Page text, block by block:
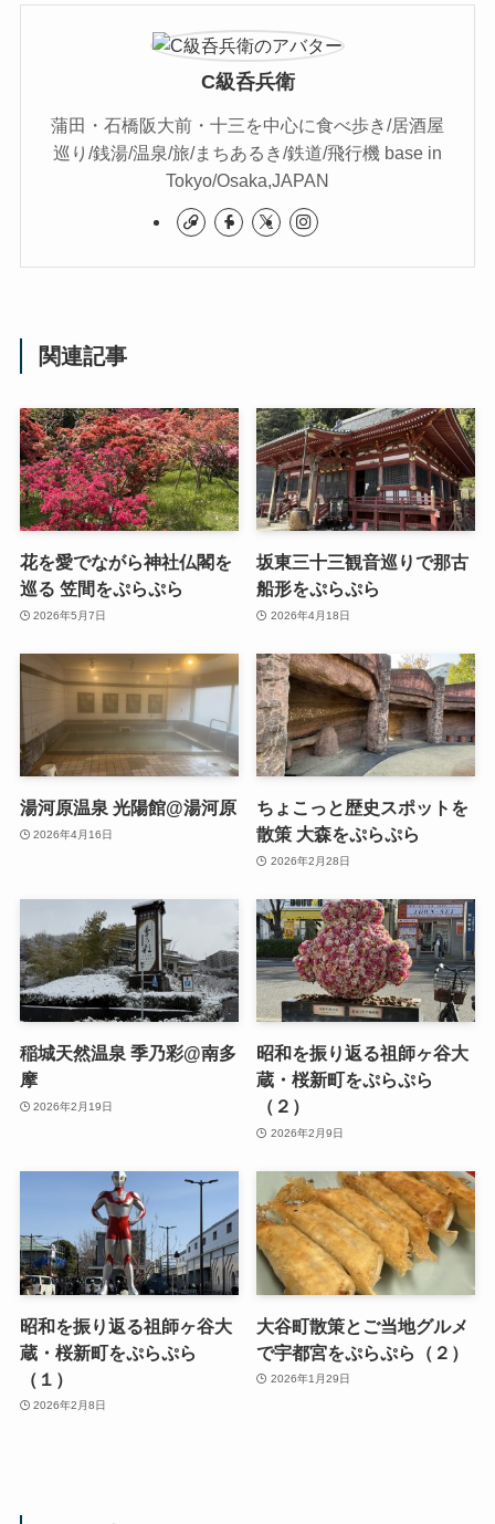
C級呑兵衛
蒲田・石橋阪大前・十三を中心に食べ歩き/居酒屋
巡り/銭湯/温泉/旅/まちあるき/鉄道/飛行機 base in
Tokyo/Osaka,JAPAN
関連記事
花を愛でながら神社仏閣を
巡る 笠間をぷらぷら
2026年5月7日
坂東三十三観音巡りで那古
船形をぷらぷら
2026年4月18日
湯河原温泉 光陽館@湯河原
2026年4月16日
ちょこっと歴史スポットを
散策 大森をぷらぷら
2026年2月28日
稲城天然温泉 季乃彩@南多
摩
2026年2月19日
昭和を振り返る祖師ヶ谷大
蔵・桜新町をぷらぷら
（２）
2026年2月9日
昭和を振り返る祖師ヶ谷大
蔵・桜新町をぷらぷら
（１）
2026年2月8日
大谷町散策とご当地グルメ
で宇都宮をぷらぷら（２）
2026年1月29日